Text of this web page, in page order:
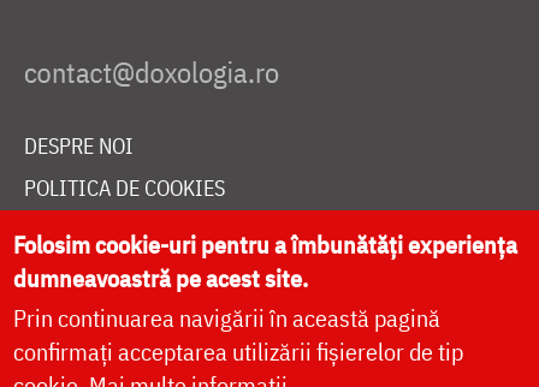
DESPRE NOI
POLITICA DE COOKIES
DONEAZĂ ONLINE PENTRU CATEDRALA NAȚIONALĂ
LIVE
Folosim cookie-uri pentru a îmbunătăți experiența
dumneavoastră pe acest site.
Prin continuarea navigării în această pagină
confirmați acceptarea utilizării fișierelor de tip